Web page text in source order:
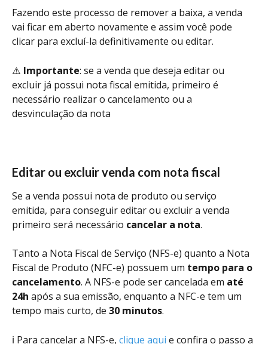
Fazendo este processo de remover a baixa, a venda
vai ficar em aberto novamente e assim você pode
clicar para excluí-la definitivamente ou editar.
⚠️ Importante: se a venda que deseja editar ou
excluir já possui nota fiscal emitida, primeiro é
necessário realizar o cancelamento ou a
desvinculação da nota
Editar ou excluir venda com nota fiscal
Se a venda possui nota de produto ou serviço
emitida, para conseguir editar ou excluir a venda
primeiro será necessário cancelar a nota.
Tanto a Nota Fiscal de Serviço (NFS-e) quanto a Nota
Fiscal de Produto (NFC-e) possuem um tempo para o
cancelamento. A NFS-e pode ser cancelada em até
24h após a sua emissão, enquanto a NFC-e tem um
tempo mais curto, de 30 minutos.
ℹ️ Para cancelar a NFS-e, clique aqui e confira o passo a